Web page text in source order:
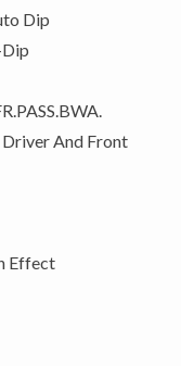
Dip
And Front
Effect